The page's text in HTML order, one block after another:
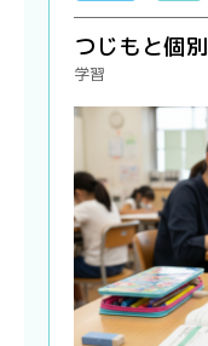
つじもと個別
学習